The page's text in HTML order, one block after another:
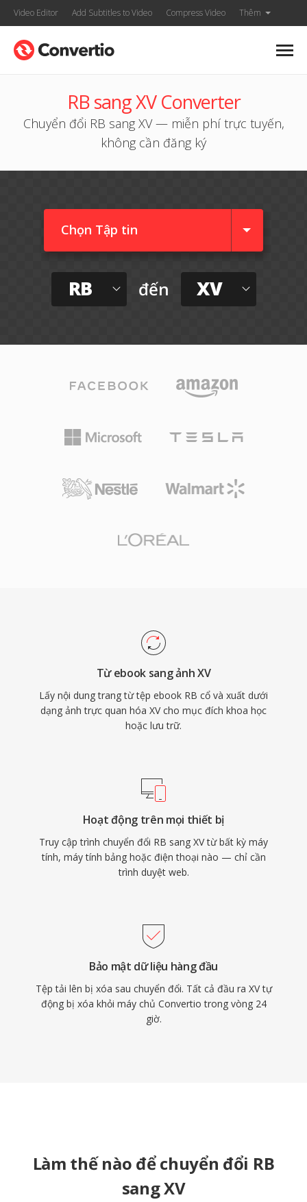
Video Editor Add Subtitles to Video Compress Video Thêm
RB sang XV Converter
Chuyển đổi RB sang XV — miễn phí trực tuyến,
không cần đăng ký
Chọn Tập tin
RB đến XV
Từ ebook sang ảnh XV
Lấy nội dung trang từ tệp ebook RB cổ và xuất dưới
dạng ảnh trực quan hóa XV cho mục đích khoa học
hoặc lưu trữ.
Hoạt động trên mọi thiết bị
Truy cập trình chuyển đổi RB sang XV từ bất kỳ máy
tính, máy tính bảng hoặc điện thoại nào — chỉ cần
trình duyệt web.
Bảo mật dữ liệu hàng đầu
Tệp tải lên bị xóa sau chuyển đổi. Tất cả đầu ra XV tự
động bị xóa khỏi máy chủ Convertio trong vòng 24
giờ.
Làm thế nào để chuyển đổi RB
sang XV